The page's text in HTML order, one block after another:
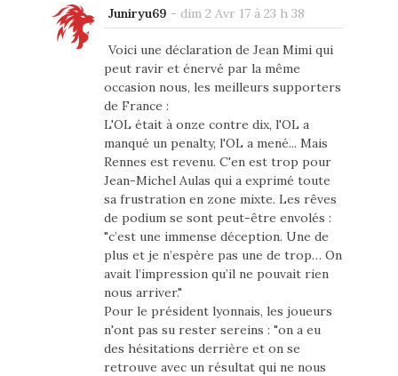
Juniryu69 - dim 2 Avr 17 à 23 h 38
Voici une déclaration de Jean Mimi qui
peut ravir et énervé par la même
occasion nous, les meilleurs supporters
de France :
L'OL était à onze contre dix, l'OL a
manqué un penalty, l'OL a mené... Mais
Rennes est revenu. C'en est trop pour
Jean-Michel Aulas qui a exprimé toute
sa frustration en zone mixte. Les rêves
de podium se sont peut-être envolés :
"c’est une immense déception. Une de
plus et je n’espère pas une de trop… On
avait l’impression qu’il ne pouvait rien
nous arriver."
Pour le président lyonnais, les joueurs
n'ont pas su rester sereins : "on a eu
des hésitations derrière et on se
retrouve avec un résultat qui ne nous